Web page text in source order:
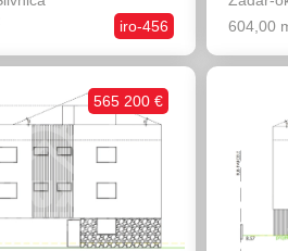
iro-456
604,00
565 200 €